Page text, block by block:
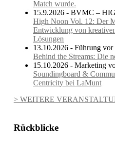
Match wurde.
15.9.2026 - BVMC –
High Noon Vol. 12: Der
Entwicklung von
Lösungen
13.10.2026 - Führung vor
Behind the Streams: Die
15.10.2026 - Marketing
Soundingboard &
Centricity bei LaMunt
> WEITERE
Rückblicke